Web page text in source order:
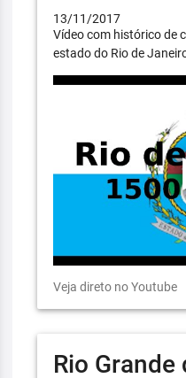
13/11/2017
Vídeo com histórico de
estado do Rio de
Veja direto no Youtube
Rio Grande